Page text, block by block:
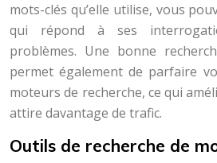
mots-clés qu’elle utilise, vous
qui répond à ses
problèmes. Une bonne
permet également de parfaire
moteurs de recherche, ce qui
attire davantage de trafic.
Outils de recherche de